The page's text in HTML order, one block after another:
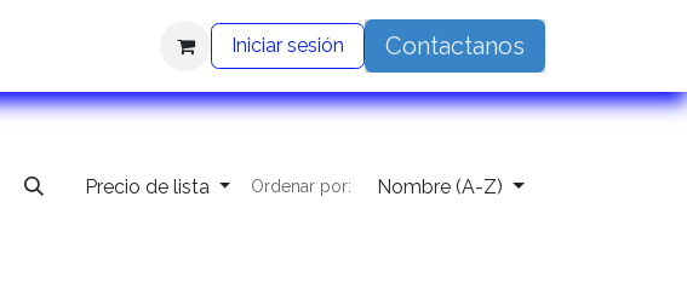
Iniciar sesión Contactanos
Precio de lista Ordenar por: Nombre (A-Z)